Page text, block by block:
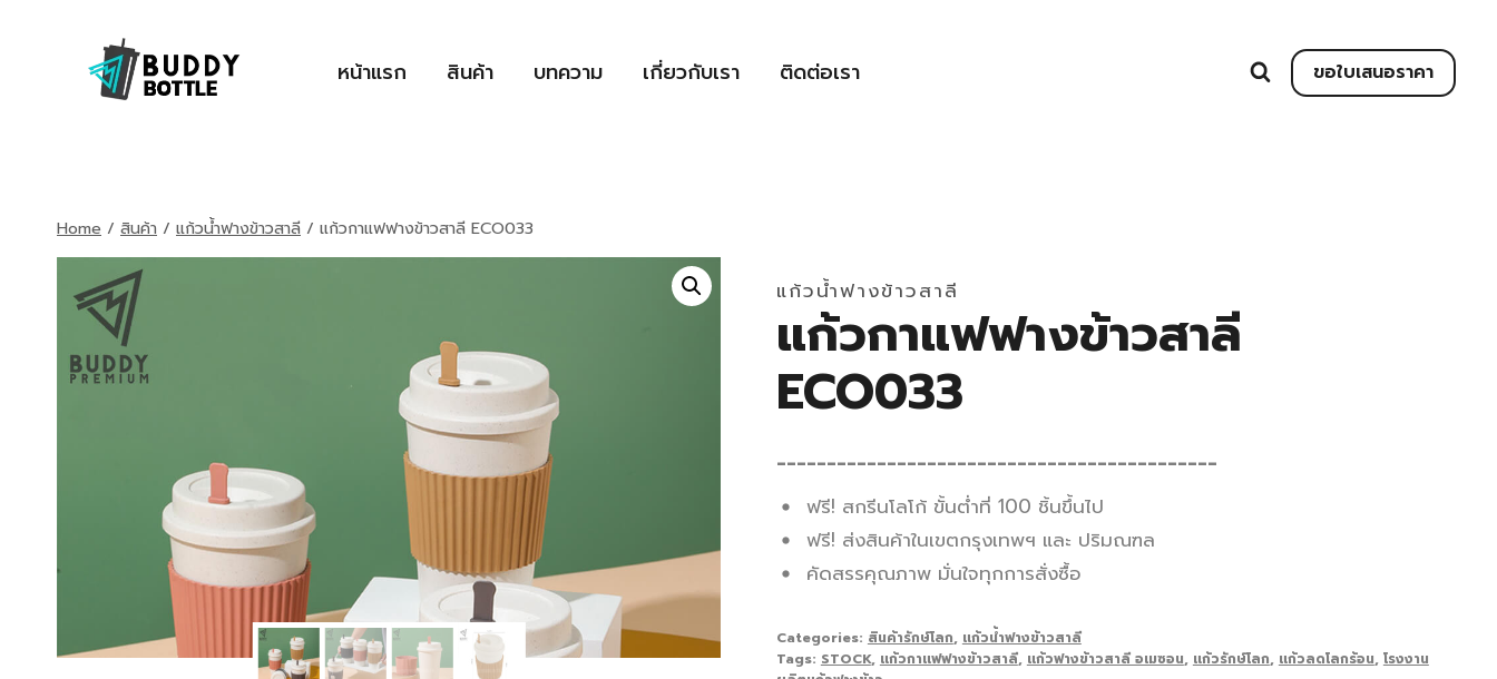
หน้าแรก สินค้า บทความ เกี่ยวกับเรา ติดต่อเรา ขอใบเสนอราคา
Home / สินค้า / แก้วน้ำฟางข้าวสาลี / แก้วกาแฟฟางข้าวสาลี ECO033
แก้วน้ำฟางข้าวสาลี
แก้วกาแฟฟางข้าวสาลี
ECO033
____________________________________________
ฟรี! สกรีนโลโก้ ขั้นต่ำที่ 100 ชิ้นขึ้นไป
ฟรี! ส่งสินค้าในเขตกรุงเทพฯ และ ปริมณฑล
คัดสรรคุณภาพ มั่นใจทุกการสั่งซื้อ
Categories: สินค้ารักษ์โลก, แก้วน้ำฟางข้าวสาลี
Tags: STOCK, แก้วกาแฟฟางข้าวสาลี, แก้วฟางข้าวสาลี อเมซอน, แก้วรักษ์โลก, แก้วลดโลกร้อน, โรงงาน